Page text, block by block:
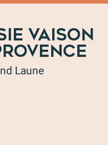
VAISON
Laune